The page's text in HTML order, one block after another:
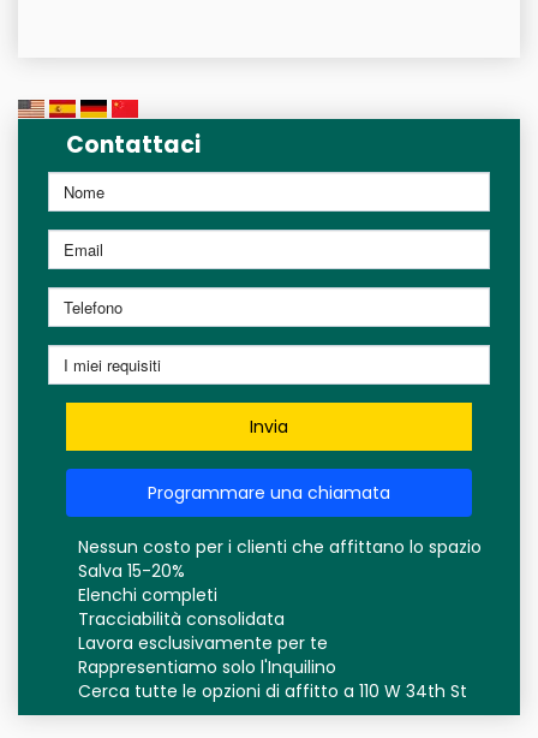
Contattaci
Invia
Programmare una chiamata
Nessun costo per i clienti che affittano lo spazio
Salva 15-20%
Elenchi completi
Tracciabilità consolidata
Lavora esclusivamente per te
Rappresentiamo solo l'Inquilino
Cerca tutte le opzioni di affitto a 110 W 34th St